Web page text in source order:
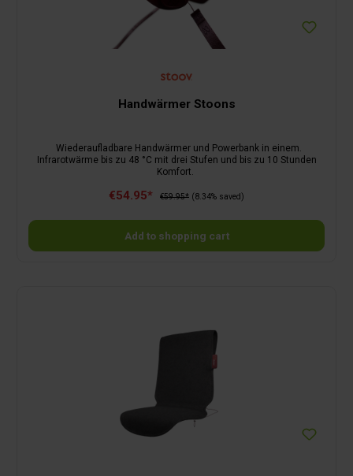
Handwärmer Stoons
Wiederaufladbare Handwärmer und Powerbank in einem.
Infrarotwärme bis zu 48 °C mit drei Stufen und bis zu 10 Stunden
Komfort.
€54.95* €59.95* (8.34% saved)
Add to shopping cart